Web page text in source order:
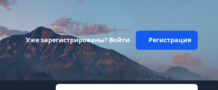
Уже зарегистрированы? Войти Регистрация